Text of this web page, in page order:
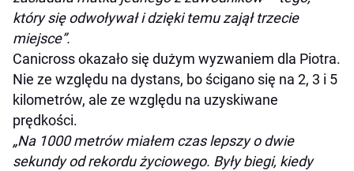
który się odwoływał i dzięki temu zajął trzecie
miejsce”.
Canicross okazało się dużym wyzwaniem dla Piotra.
Nie ze względu na dystans, bo ścigano się na 2, 3 i 5
kilometrów, ale ze względu na uzyskiwane
prędkości.
„Na 1000 metrów miałem czas lepszy o dwie
sekundy od rekordu życiowego. Były biegi, kiedy